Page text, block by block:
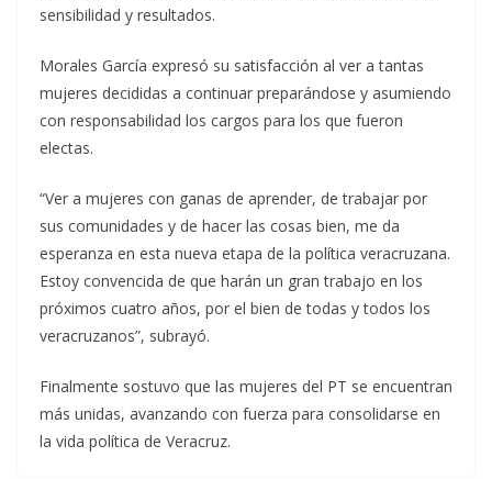
sensibilidad y resultados.
Morales García expresó su satisfacción al ver a tantas
mujeres decididas a continuar preparándose y asumiendo
con responsabilidad los cargos para los que fueron
electas.
“Ver a mujeres con ganas de aprender, de trabajar por
sus comunidades y de hacer las cosas bien, me da
esperanza en esta nueva etapa de la política veracruzana.
Estoy convencida de que harán un gran trabajo en los
próximos cuatro años, por el bien de todas y todos los
veracruzanos”, subrayó.
Finalmente sostuvo que las mujeres del PT se encuentran
más unidas, avanzando con fuerza para consolidarse en
la vida política de Veracruz.